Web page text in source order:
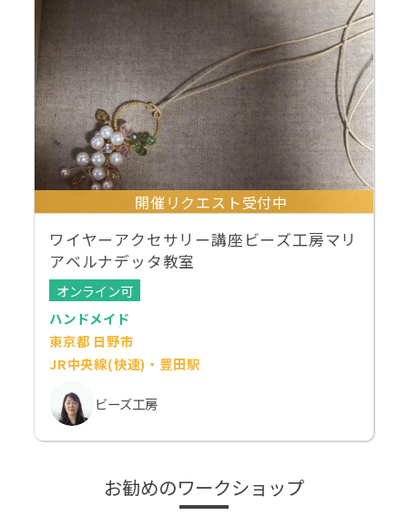
開催リクエスト受付中
ワイヤーアクセサリー講座ビーズ工房マリ
アベルナデッタ教室
オンライン可
ハンドメイド
東京都 日野市
JR中央線(快速)・豊田駅
ビーズ工房
お勧めのワークショップ